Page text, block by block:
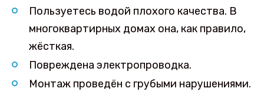
Пользуетесь водой плохого качества. В
многоквартирных домах она, как правило,
жёсткая.
Повреждена электропроводка.
Монтаж проведён с грубыми нарушениями.